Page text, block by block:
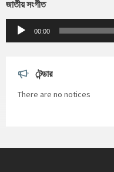
জাতীয় সংগীত
Audio
Player
00:00
টেন্ডার
There are no notices